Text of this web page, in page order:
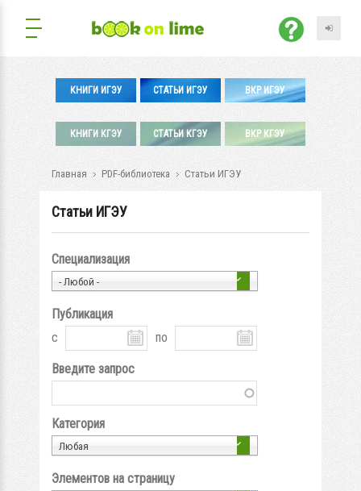
КНИГИ ИГЭУ СТАТЬИ ИГЭУ ВКР ИГЭУ
КНИГИ КГЭУ СТАТЬИ КГЭУ ВКР КГЭУ
Главная PDF-библиотека Статьи ИГЭУ
Статьи ИГЭУ
Специализация
- Любой -
Публикация
с
по
Введите запрос
Категория
Любая
Элементов на страницу